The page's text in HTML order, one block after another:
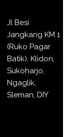
Jl Besi
Jangkang KM 1
(Ruko Pagar
Batik), Klidon,
Sukoharjo,
Ngaglik,
Sleman, DIY